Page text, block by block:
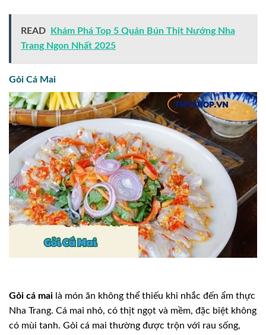
READ
Khám Phá Top 5 Quán Bún Thịt Nướng Nha
Trang Ngon Nhất 2025
Gỏi Cá Mai
Gỏi cá mai là món ăn không thể thiếu khi nhắc đến ẩm thực
Nha Trang. Cá mai nhỏ, có thịt ngọt và mềm, đặc biệt không
có mùi tanh. Gỏi cá mai thường được trộn với rau sống,